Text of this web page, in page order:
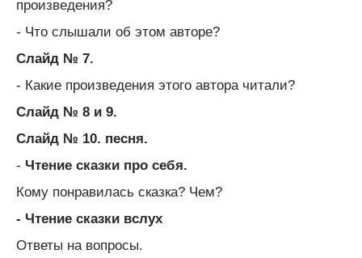
произведения?
- Что слышали об этом авторе?
Слайд № 7.
- Какие произведения этого автора читали?
Слайд № 8 и 9.
Слайд № 10. песня.
- Чтение сказки про себя.
Кому понравилась сказка? Чем?
- Чтение сказки вслух
Ответы на вопросы.